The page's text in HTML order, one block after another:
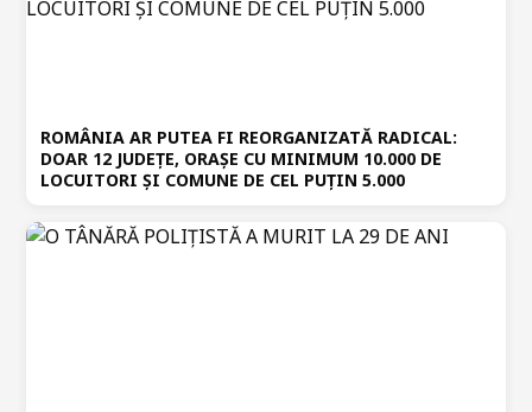
ROMÂNIA AR PUTEA FI REORGANIZATĂ RADICAL:
DOAR 12 JUDEȚE, ORAȘE CU MINIMUM 10.000 DE
LOCUITORI ȘI COMUNE DE CEL PUȚIN 5.000